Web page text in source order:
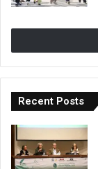
Recent Posts